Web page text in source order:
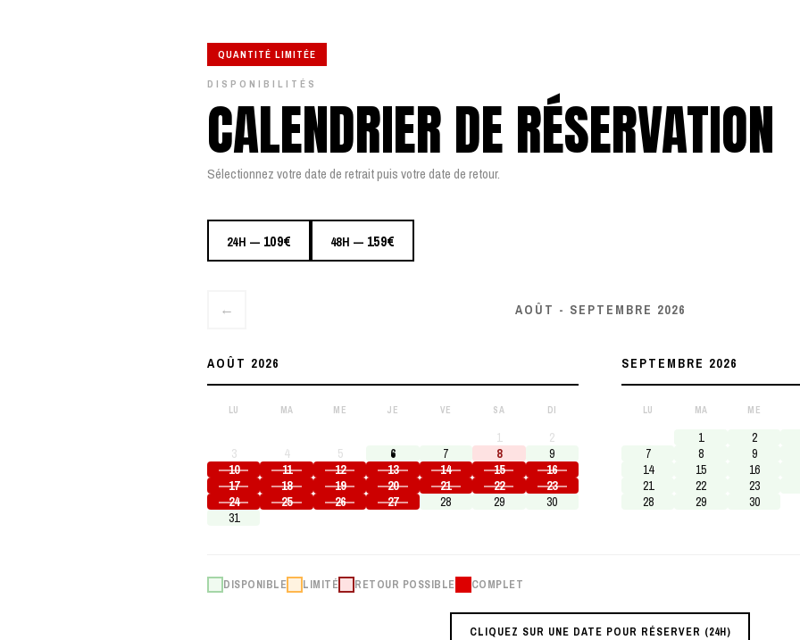
QUANTITÉ LIMITÉE
DISPONIBILITÉS
CALENDRIER DE RÉSERVATION
Sélectionnez votre date de retrait puis votre date de retour.
24H — 109€ 48H — 159€
← AOÛT - SEPTEMBRE 2026
AOÛT 2026
LU MA ME JE VE SA DI
1
2
3
4 5 6 7 8
9
10
11 12 13 14 15
16
17
18 19 20 21 22
23
24
25 26 27 28 29
30
31
SEPTEMBRE 2026
LU MA ME
1
2
7
8
9
14
15
16
21
22
23
28
29 30
DISPONIBLE LIMITÉ RETOUR POSSIBLE COMPLET
CLIQUEZ SUR UNE DATE POUR RÉSERVER (24H)